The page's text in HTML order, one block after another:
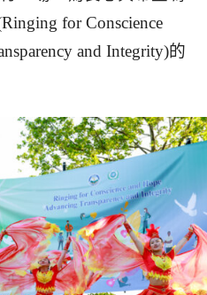
for Conscience
and Integrity)的